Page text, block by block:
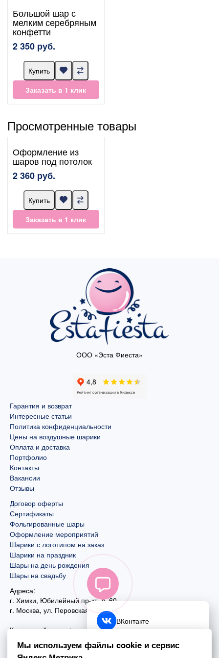
Большой шар с
мелким серебряным
конфетти
2 350 руб.
Купить
Заказать в 1 клик
Просмотренные товары
Оформление из
шаров под потолок
2 360 руб.
Купить
Заказать в 1 клик
ООО «Эста Фиеста»
Гарантия и возврат
Интересные статьи
Политика конфиденциальности
Цены на воздушные шарики
Оплата и доставка
Портфолио
Контакты
Вакансии
Отзывы
Договор оферты
Сертификаты
Фольгированные шары
Оформление мероприятий
Шарики с логотипом на заказ
Шарики на праздник
Шары на день рождения
Шары на свадьбу
Адреса:
г. Химки, Юбилейный пр-кт, д. 60
г. Москва, ул. Перовская, д. 59
Контактный номер:
+7 (495) 970-44-75
ВКонтакте
Telegram
Мы используем файлы cookie и сервис